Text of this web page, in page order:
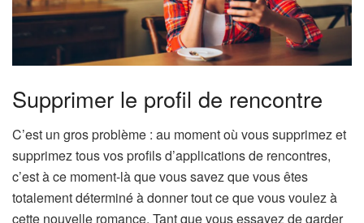
Supprimer le profil de rencontre
C’est un gros problème : au moment où vous supprimez et
supprimez tous vos profils d’applications de rencontres,
c’est à ce moment-là que vous savez que vous êtes
totalement déterminé à donner tout ce que vous voulez à
cette nouvelle romance. Tant que vous essayez de garder